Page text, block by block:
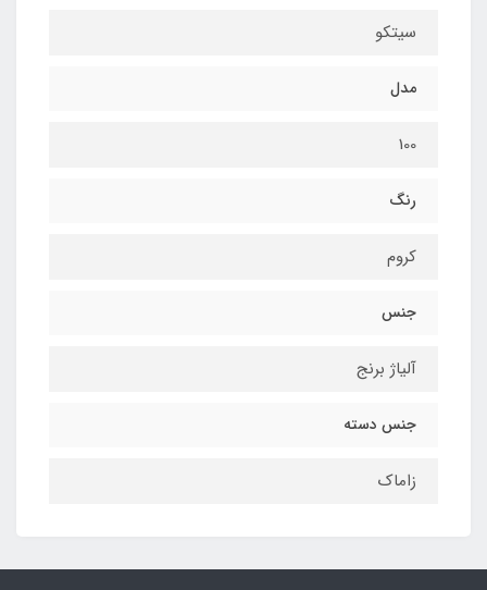
سیتکو
مدل
100
رنگ
کروم
جنس
آلیاژ برنج
جنس دسته
زاماک